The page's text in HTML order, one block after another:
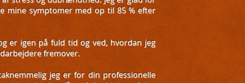
mine symptomer med op til 85 % efter
er igen på fuld tid og ved, hvordan jeg
fremover.
jeg er for din professionelle